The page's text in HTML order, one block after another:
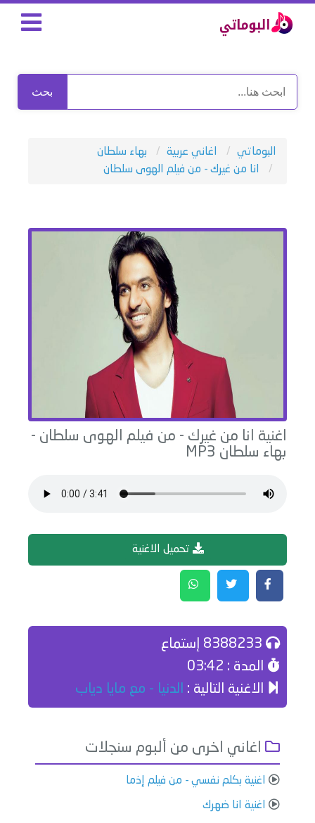
بحث
البوماتي اغاني عربية
بهاء سلطان
انا من غيرك - من فيلم الهوى سلطان
اغنية انا من غيرك - من فيلم الهوى سلطان -
بهاء سلطان
تحميل الاغنية
المدة : 03:42
الاغنية التالية :
الدنيا - مع مايا دياب
اغاني اخرى من ألبوم سنجلات
اغنية بكلم نفسي - من فيلم إذما
اغنية انا ضهرك